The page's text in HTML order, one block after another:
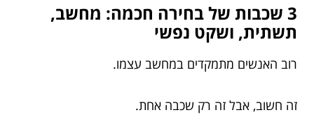
3 שכבות של בחירה חכמה: מחשב,
תשתית, ושקט נפשי
רוב האנשים מתמקדים במחשב עצמו.
זה חשוב, אבל זה רק שכבה אחת.